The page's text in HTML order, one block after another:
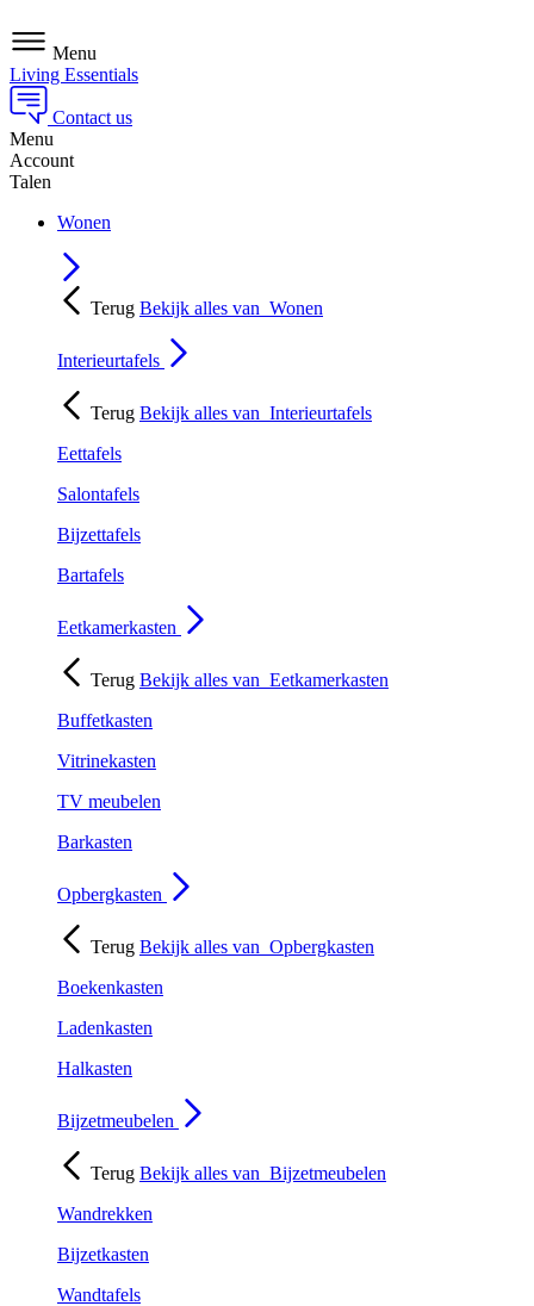
Menu
Living Essentials
Contact us
Menu
Account
Talen
Wonen
Terug Bekijk alles van Wonen
Interieurtafels
Terug Bekijk alles van Interieurtafels
Eettafels
Salontafels
Bijzettafels
Bartafels
Eetkamerkasten
Terug Bekijk alles van Eetkamerkasten
Buffetkasten
Vitrinekasten
TV meubelen
Barkasten
Opbergkasten
Terug Bekijk alles van Opbergkasten
Boekenkasten
Ladenkasten
Halkasten
Bijzetmeubelen
Terug Bekijk alles van Bijzetmeubelen
Wandrekken
Bijzetkasten
Wandtafels